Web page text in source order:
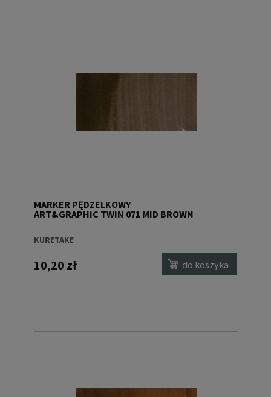
MARKER PĘDZELKOWY
ART&GRAPHIC TWIN 071 MID BROWN
KURETAKE
10,20 zł do koszyka